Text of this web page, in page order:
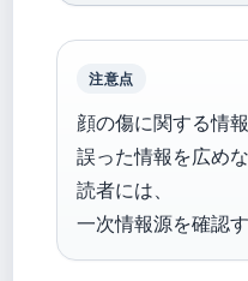
注意点
顔の傷に関する情
誤った情報を広め
読者には、
一次情報源を確認